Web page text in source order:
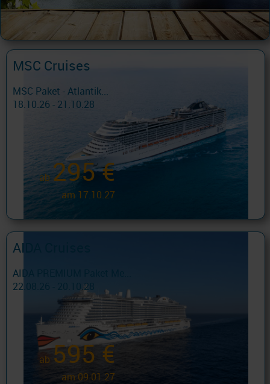
MSC Cruises
MSC Paket - Atlantik...
18.10.26 - 21.10.28
ab295 €
am 17.10.27
AIDA Cruises
AIDA PREMIUM Paket Me...
22.08.26 - 20.10.28
ab 595 €
am 09.01.27